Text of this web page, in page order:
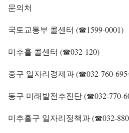
문의처
국토교통부 콜센터 (☎1599-0001)
미추홀 콜센터 (☎032-120)
중구 일자리경제과 (☎032-760-
동구 미래발전추진단 (☎032-770-
미추홀구 일자리정책과 (☎032-